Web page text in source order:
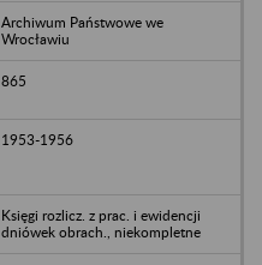
Archiwum Państwowe we
Wrocławiu
865
1953-1956
Księgi rozlicz. z prac. i ewidencji
dniówek obrach., niekompletne